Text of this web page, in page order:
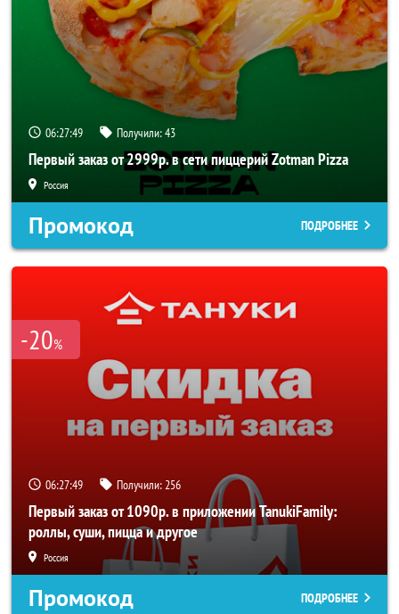
06:27:49 Получили:43
Первый заказ от 2999р. в сети пиццерий Zotman Pizza
Россия
Промокод ПОДРОБНЕЕ
-20%
06:27:49 Получили:256
Первый заказ от 1090р. в приложении TanukiFamily:
роллы, суши, пицца и другое
Россия
Промокод ПОДРОБНЕЕ